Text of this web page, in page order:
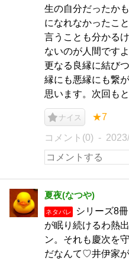
生の自分だったか
になれなかったこ
言うことも分かる
ないのが人間です
更なる良縁に結び
縁にも悪縁にも繋
思います。次回も
ナイス ★7
コメント(0)
夏夜(なつや)
ネタバレ
シリーズ8
が眠り続けるわ熱
ン。それも慶次を
だなんて♡井伊家